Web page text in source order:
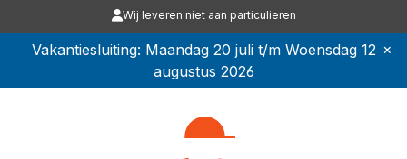
Ga naar de hoofdinhoudWij leveren niet aan particulieren
Vakantiesluiting: Maandag 20 juli t/m Woensdag 12
augustus 2026
×